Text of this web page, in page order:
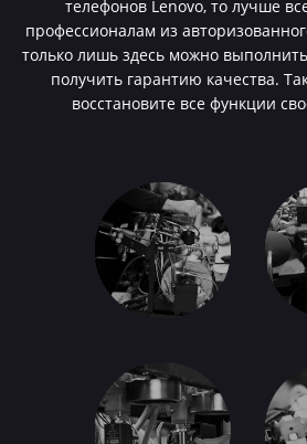
телефонов Lenovo, то лучше
профессионалам из
только лишь здесь можно
получить гарантию качества.
восстановите все функции